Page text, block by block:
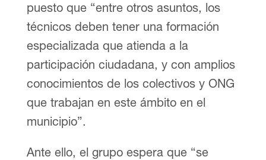
puesto que “entre otros asuntos, los
técnicos deben tener una formación
especializada que atienda a la
participación ciudadana, y con amplios
conocimientos de los colectivos y ONG
que trabajan en este ámbito en el
municipio”.
Ante ello, el grupo espera que “se